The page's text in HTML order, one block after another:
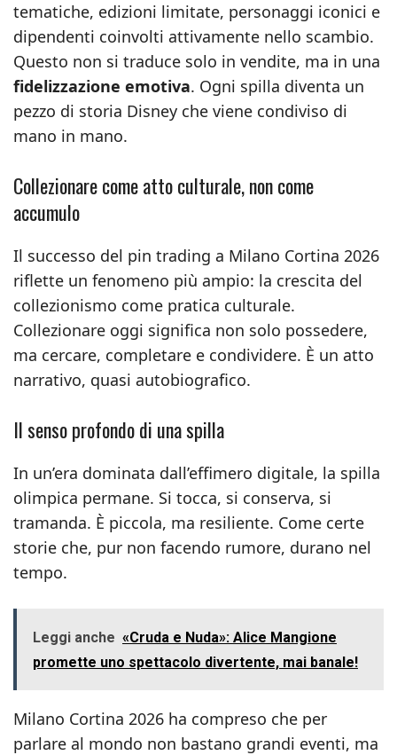
tematiche, edizioni limitate, personaggi iconici e
dipendenti coinvolti attivamente nello scambio.
Questo non si traduce solo in vendite, ma in una
fidelizzazione emotiva. Ogni spilla diventa un
pezzo di storia Disney che viene condiviso di
mano in mano.
Collezionare come atto culturale, non come
accumulo
Il successo del pin trading a Milano Cortina 2026
riflette un fenomeno più ampio: la crescita del
collezionismo come pratica culturale.
Collezionare oggi significa non solo possedere,
ma cercare, completare e condividere. È un atto
narrativo, quasi autobiografico.
Il senso profondo di una spilla
In un’era dominata dall’effimero digitale, la spilla
olimpica permane. Si tocca, si conserva, si
tramanda. È piccola, ma resiliente. Come certe
storie che, pur non facendo rumore, durano nel
tempo.
Leggi anche «Cruda e Nuda»: Alice Mangione
promette uno spettacolo divertente, mai banale!
Milano Cortina 2026 ha compreso che per
parlare al mondo non bastano grandi eventi, ma